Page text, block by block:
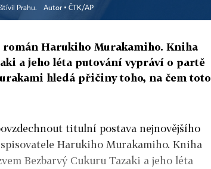
Prahu. Autor ▪ ČTK/AP
román Harukiho Murakamiho. Kniha
a jeho léta putování vypráví o partě
hledá přičiny toho, na čem toto
titulní postava nejnovějšího
Harukiho Murakamiho. Kniha
Bezbarvý Cukuru Tazaki a jeho léta